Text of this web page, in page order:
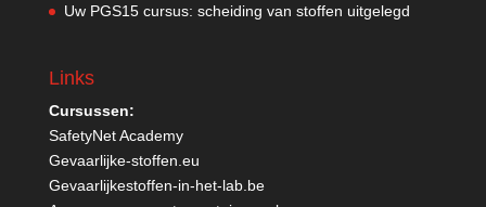
Uw PGS15 cursus: scheiding van stoffen uitgelegd
Links
Cursussen:
SafetyNet Academy
Gevaarlijke-stoffen.eu
Gevaarlijkestoffen-in-het-lab.be